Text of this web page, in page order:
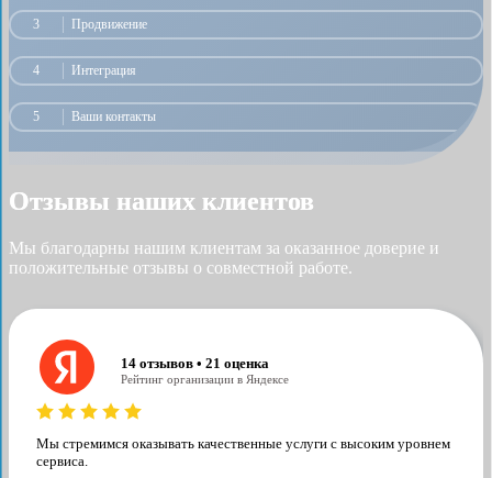
3 Продвижение
4 Интеграция
5 Ваши контакты
Отзывы наших клиентов
Мы благодарны нашим клиентам за оказанное доверие и
положительные отзывы о совместной работе.
14 отзывов • 21 оценка
Рейтинг организации в Яндексе
Мы стремимся оказывать качественные услуги с высоким уровнем
сервиса.